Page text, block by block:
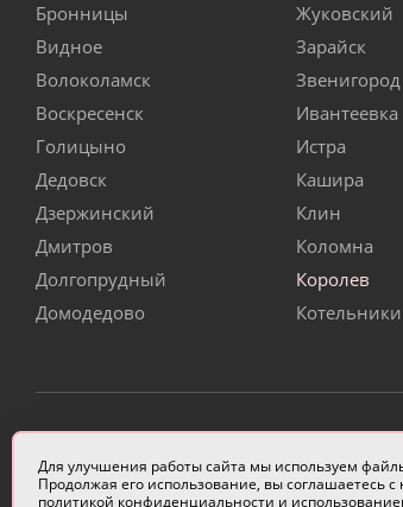
Бронницы
Видное
Волоколамск
Воскресенск
Голицыно
Дедовск
Дзержинский
Дмитров
Долгопрудный
Домодедово
Жуковский
Зарайск
Звенигород
Ивантеевка
Истра
Кашира
Клин
Коломна
Королев
Котельники
ИП Чулкова Анастасия
Для улучшения работы сайта мы используем
Продолжая его использование, вы соглашаетесь
политикой конфиденциальности и